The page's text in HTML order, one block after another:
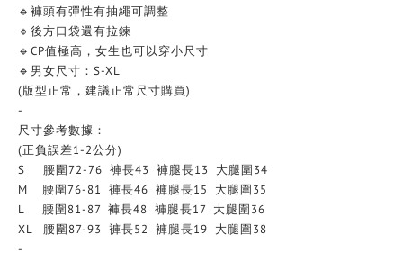
🔹褲頭有彈性有抽繩可調整
🔹後方口袋還有拉鍊
🔹CP值極高，女生也可以穿小尺寸
🔹男女尺寸：S-XL
(版型正常，建議正常尺寸購買)
-
尺寸參考數據：
(正負誤差1-2公分)
S 腰圍72-76 褲長43 褲腿長13 大腿圍34
M 腰圍76-81 褲長46 褲腿長15 大腿圍35
L 腰圍81-87 褲長48 褲腿長17 大腿圍36
XL 腰圍87-93 褲長52 褲腿長19 大腿圍38
-